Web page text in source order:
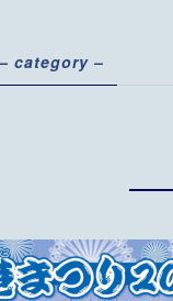
– category –